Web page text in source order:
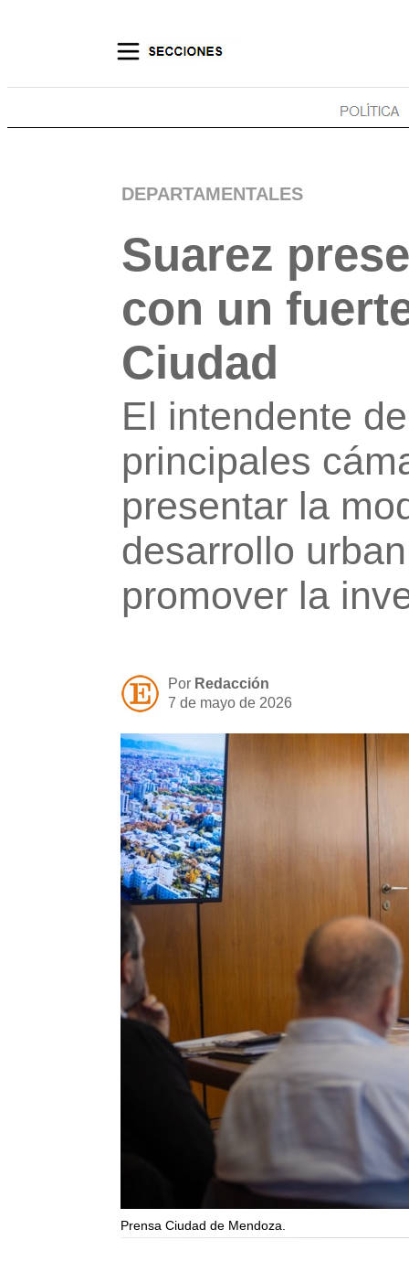
DEPARTAMENTALES
Suarez
con un
Ciudad
El intendente
principales
presentar la
desarrollo
promover la
Por Redacción
7 de mayo de 2026
Prensa Ciudad de Mendoza